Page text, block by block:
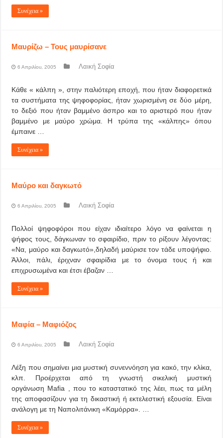
Συνέχεια »
Μαυρίζω – Τους μαυρίσανε
6 Απριλίου, 2005 Λαική Σοφία
Κάθε « κάλπη », στην παλιότερη εποχή, που ήταν διαφορετικά
τα συστήματα της ψηφοφορίας, ήταν χωρισμένη σε δύο μέρη,
το δεξιό που ήταν βαμμένο άσπρο και το αριστερό που ήταν
βαμμένο με μαύρο χρώμα. Η τρύπα της «κάλπης» όπου
έμπαινε …
Συνέχεια »
Μαύρο και δαγκωτό
6 Απριλίου, 2005 Λαική Σοφία
Πολλοί ψηφοφόροι που είχαν ιδιαίτερο λόγο να φαίνεται η
ψήφος τους, δάγκωναν το σφαιρίδιο, πριν το ρίξουν λέγοντας:
«Να, μαύρο και δαγκωτό»,δηλαδή μαύρισε τον τάδε υποψήφιο.
Άλλοι, πάλι, έριχναν σφαιρίδια με το όνομα τους ή και
επιχρυσωμένα και έτσι έβαζαν …
Συνέχεια »
Μαφία – Μαφιόζος
6 Απριλίου, 2005 Λαική Σοφία
Λέξη που σημαίνει μια μυστική συνεννόηση για κακό, την κλίκα,
κλπ. Προέρχεται από τη γνωστή σικελική μυστική
οργάνωση Mafia , που το καταστατικό της λέει, πως τα μέλη
της αποφασίζουν για τη δικαστική ή εκτελεστική εξουσία. Είναι
ανάλογη με τη Ναπολιτάνικη «Καμόρρα». …
Συνέχεια »